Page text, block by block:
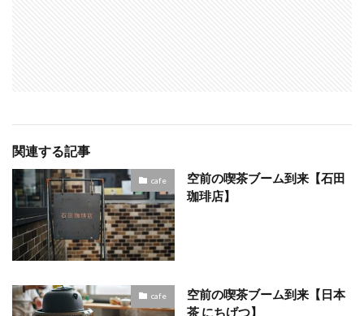
関連する記事
cafe
空前の喫茶ブーム到来【石田
珈琲店】
cafe
空前の喫茶ブーム到来【日本
茶 にちげつ】